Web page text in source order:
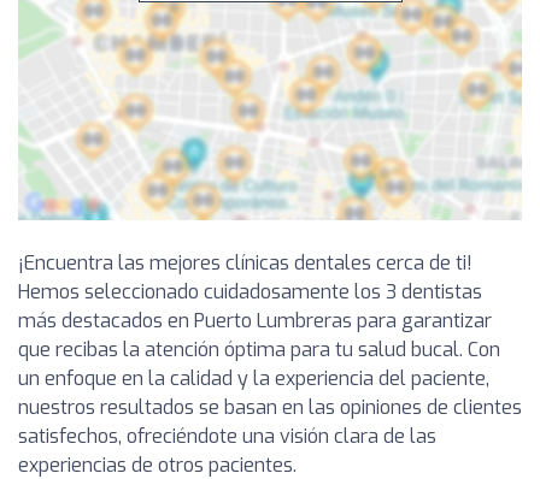
¡Encuentra las mejores clínicas dentales cerca de ti!
Hemos seleccionado cuidadosamente los 3 dentistas
más destacados en Puerto Lumbreras para garantizar
que recibas la atención óptima para tu salud bucal. Con
un enfoque en la calidad y la experiencia del paciente,
nuestros resultados se basan en las opiniones de clientes
satisfechos, ofreciéndote una visión clara de las
experiencias de otros pacientes.